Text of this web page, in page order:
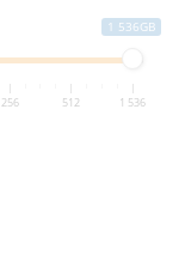
1 536GB
256 512 1 536